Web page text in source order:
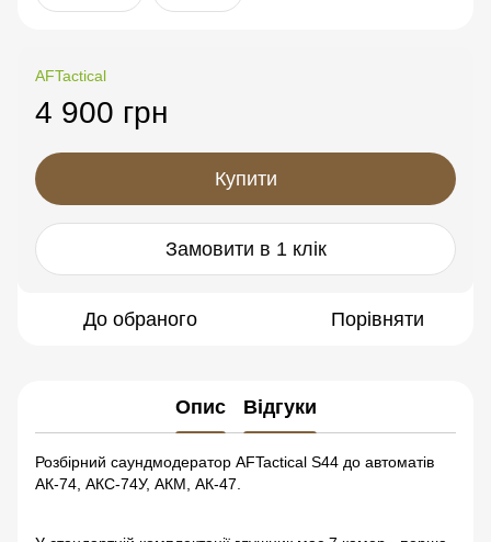
AFTactical
4 900 грн
Купити
Замовити в 1 клік
До обраного Порівняти
Опис Відгуки
Розбірний саундмодератор AFTactical S44 до автоматів
АК-74, АКС-74У, АКМ, АК-47.